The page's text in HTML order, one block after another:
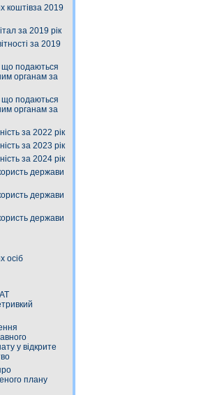
коштівза 2019
за 2019 рік
за 2019
що подаються
органам за
що подаються
органам за
за 2022 рік
за 2023 рік
за 2024 рік
держави
держави
держави
осіб
у відкрите
плану